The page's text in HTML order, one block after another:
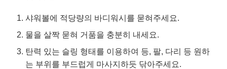
샤워볼에 적당량의 바디워시를 묻혀주세요.
물을 살짝 묻혀 거품을 충분히 내세요.
탄력 있는 슬링 형태를 이용하여 등, 팔, 다리 등 원하
는 부위를 부드럽게 마사지하듯 닦아주세요.